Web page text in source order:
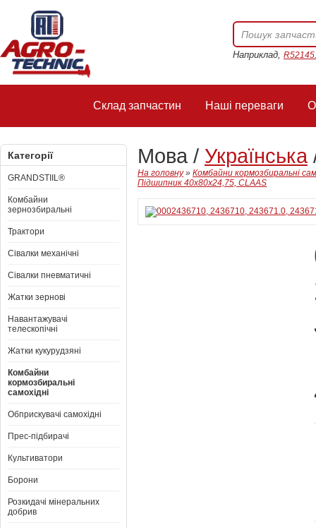
Наприклад,
Склад запчастин Наші переваги
Категорії
GRANDSTIIL®
Комбайни
зернозбиральні
Трактори
Сівалки механічні
Сівалки пневматичні
Жатки зернові
Навантажувачі
телескопічні
Жатки кукурудзяні
Комбайни
кормозбиральні
самохідні
Обприскувачі самохідні
Прес-підбирачі
Культиватори
Борони
Розкидачі мінеральних
добрив
Мова / Українська
На головну» Комбайни кормозбиральні
Підшипник 40x80x24,75, CLAAS